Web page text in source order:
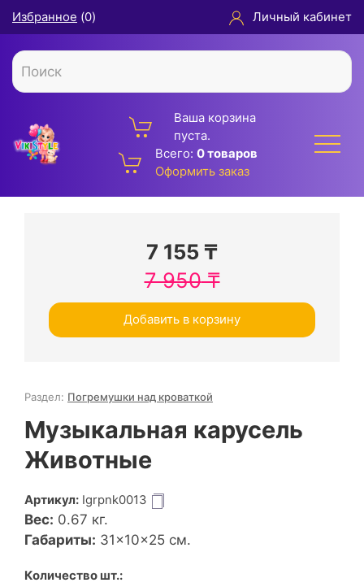
Избранное (0) Личный кабинет
Ваша корзина
пуста.
Всего: 0 товаров
Оформить заказ
7 155 ₸
7 950₸
Добавить в корзину
Раздел: Погремушки над кроваткой
Музыкальная карусель
Животные
Артикул: Igrpnk0013
Вес: 0.67 кг.
Габариты: 31×10×25 см.
Количество шт.: